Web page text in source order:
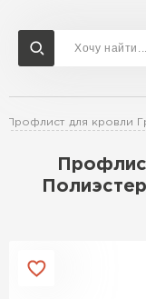
Профлист для кровли
Доставка и
Перейти в